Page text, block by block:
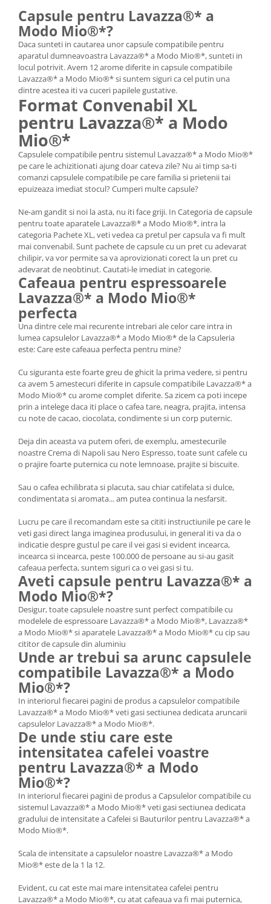
Capsule pentru Lavazza®* a
Modo Mio®*?
Daca sunteti in cautarea unor capsule compatibile pentru
aparatul dumneavoastra Lavazza®* a Modo Mio®*, sunteti in
locul potrivit. Avem 12 arome diferite in capsule compatibile
Lavazza®* a Modo Mio®* si suntem siguri ca cel putin una
dintre acestea iti va cuceri papilele gustative.
Format Convenabil XL
pentru Lavazza®* a Modo
Mio®*
Capsulele compatibile pentru sistemul Lavazza®* a Modo Mio®*
pe care le achizitionati ajung doar cateva zile? Nu ai timp sa-ti
comanzi capsulele compatibile pe care familia si prietenii tai
epuizeaza imediat stocul? Cumperi multe capsule?
Ne-am gandit si noi la asta, nu iti face griji. In Categoria de capsule
pentru toate aparatele Lavazza®* a Modo Mio®*, intra la
categoria Pachete XL, veti vedea ca pretul per capsula va fi mult
mai convenabil. Sunt pachete de capsule cu un pret cu adevarat
chilipir, va vor permite sa va aprovizionati corect la un pret cu
adevarat de neobtinut. Cautati-le imediat in categorie.
Cafeaua pentru espressoarele
Lavazza®* a Modo Mio®*
perfecta
Una dintre cele mai recurente intrebari ale celor care intra in
lumea capsulelor Lavazza®* a Modo Mio®* de la Capsuleria
este: Care este cafeaua perfecta pentru mine?
Cu siguranta este foarte greu de ghicit la prima vedere, si pentru
ca avem 5 amestecuri diferite in capsule compatibile Lavazza®* a
Modo Mio®* cu arome complet diferite. Sa zicem ca poti incepe
prin a intelege daca iti place o cafea tare, neagra, prajita, intensa
cu note de cacao, ciocolata, condimente si un corp puternic.
Deja din aceasta va putem oferi, de exemplu, amestecurile
noastre Crema di Napoli sau Nero Espresso, toate sunt cafele cu
o prajire foarte puternica cu note lemnoase, prajite si biscuite.
Sau o cafea echilibrata si placuta, sau chiar catifelata si dulce,
condimentata si aromata... am putea continua la nesfarsit.
Lucru pe care il recomandam este sa cititi instructiunile pe care le
veti gasi direct langa imaginea produsului, in general iti va da o
indicatie despre gustul pe care il vei gasi si evident incearca,
incearca si incearca, peste 100.000 de persoane au si-au gasit
cafeaua perfecta, suntem siguri ca o vei gasi si tu.
Aveti capsule pentru Lavazza®* a
Modo Mio®*?
Desigur, toate capsulele noastre sunt perfect compatibile cu
modelele de espressoare Lavazza®* a Modo Mio®*, Lavazza®*
a Modo Mio®* si aparatele Lavazza®* a Modo Mio®* cu cip sau
cititor de capsule din aluminiu
Unde ar trebui sa arunc capsulele
compatibile Lavazza®* a Modo
Mio®*?
In interiorul fiecarei pagini de produs a capsulelor compatibile
Lavazza®* a Modo Mio®* veti gasi sectiunea dedicata aruncarii
capsulelor Lavazza®* a Modo Mio®*.
De unde stiu care este
intensitatea cafelei voastre
pentru Lavazza®* a Modo
Mio®*?
In interiorul fiecarei pagini de produs a Capsulelor compatibile cu
sistemul Lavazza®* a Modo Mio®* veti gasi sectiunea dedicata
gradului de intensitate a Cafelei si Bauturilor pentru Lavazza®* a
Modo Mio®*.
Scala de intensitate a capsulelor noastre Lavazza®* a Modo
Mio®* este de la 1 la 12.
Evident, cu cat este mai mare intensitatea cafelei pentru
Lavazza®* a Modo Mio®*, cu atat cafeaua va fi mai puternica,